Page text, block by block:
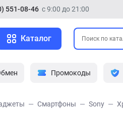
551-08-46 с 9:00 до 21:00
Каталог
Промокоды
Смартфоны Sony